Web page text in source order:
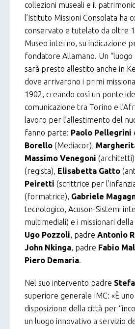
collezioni museali e il
l’Istituto Missioni Consolata ha
conservato e tutelato da oltre
Museo interno, su indicazione
fondatore Allamano. Un “luogo
sarà presto allestito anche in
dove arrivarono i primi
1902, creando così un ponte
comunicazione tra Torino e
lavoro per l’allestimento del
fanno parte: Paolo Pellegrini
Borello (Mediacor),
Massimo Venegoni
(regista), Elisabetta Gatto
Peiretti (scrittrice per
(formatrice), Gabriele
tecnologico, Acuson-Sistemi
multimediali) e i missionari
Ugo Pozzoli, padre Antonio
John Nkinga, padre Fabio
Piero Demaria.
Nel suo intervento padre
superiore generale IMC: «È
disposizione della città per
un luogo innovativo a servizio